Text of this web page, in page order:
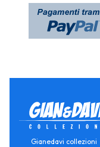
Gianedavi collezioni